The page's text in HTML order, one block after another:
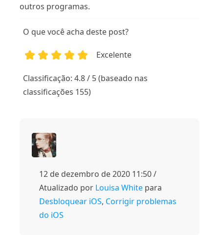
outros programas.
O que você acha deste post?
Excelente
Classificação: 4.8 / 5 (baseado nas
classificações 155)
12 de dezembro de 2020 11:50 /
Atualizado por Louisa White para
Desbloquear iOS, Corrigir problemas
do iOS